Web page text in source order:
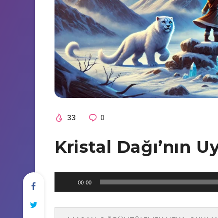
33 0
Kristal Dağı’nın
00:00